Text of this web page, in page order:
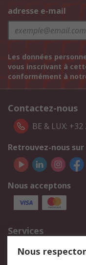
adresse e-mail
Les données
vous inscrivant à
conformément à
Contactez-nous
BE & LUX:
Retrouvez-nous sur
Nous acceptons
Services
750.000 produits
Nous